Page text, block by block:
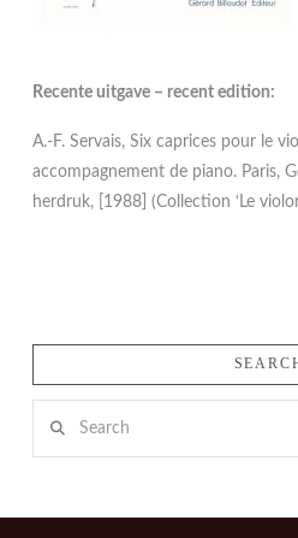
Recente uitgave – recent edition:
A.-F. Servais, Six caprices pour le
accompagnement de piano. Paris,
herdruk, [1988] (Collection ‘Le